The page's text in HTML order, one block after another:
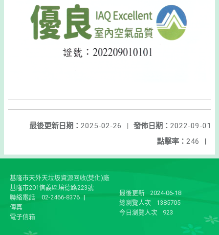
發佈日期： 2022-09-01
最後更新日期： 2025-02-26
|
點擊率： 246 |
基隆市天外天垃圾資源回收(焚化)廠
基隆市201信義區培德路223號
聯絡電話
02-2466-8376 |
傳真
電子信箱
最後更新
2024-06-18
總瀏覽人次
1385705
今日瀏覽人次
923